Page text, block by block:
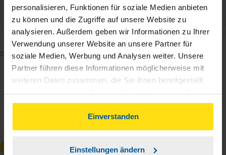
personalisieren, Funktionen für soziale Medien anbieten
zu können und die Zugriffe auf unsere Website zu
analysieren. Außerdem geben wir Informationen zu Ihrer
Verwendung unserer Website an unsere Partner für
soziale Medien, Werbung und Analysen weiter. Unsere
Partner führen diese Informationen möglicherweise mit
weiteren Daten zusammen, die Sie ihnen bereitgestellt
haben oder die sie im Rahmen Ihrer Nutzung der Dienste
gesammelt haben. Indem Sie auf Einverstanden klicken,
können Sie der Verwendung von Cookies, gemäß
unserer➔ Datenschutzrichtliniezustimmen.
Einverstanden
Einstellungen ändern
Mit dem Absenden des Kontaktformulars erkläre ich
mich damit einverstanden, dass meine Daten zur
Bearbeitung meines Anliegens sowie zur internen
Analyse der Zugriffsquelle verwendet werden.
Anfrage absenden